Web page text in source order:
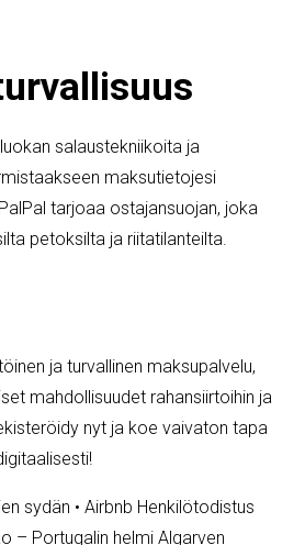
salaustekniikoita ja
maksutietojesi
tarjoaa ostajansuojan, joka
petoksilta ja riitatilanteilta.
ja turvallinen maksupalvelu,
mahdollisuudet rahansiirtoihin ja
nyt ja koe vaivaton tapa
sydän • Airbnb Henkilötodistus
– Portugalin helmi Algarven